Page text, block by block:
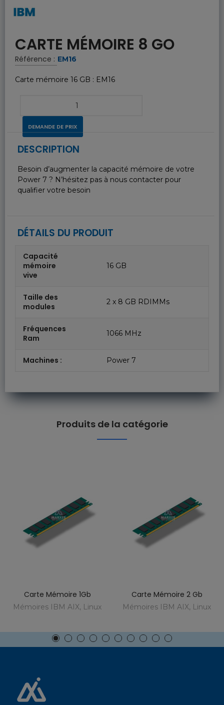
CARTE MÉMOIRE 8 GO
Référence : EM16
Carte mémoire 16 GB : EM16
DEMANDE DE PRIX
DESCRIPTION
Besoin d’augmenter la capacité mémoire de votre
Power 7 ? N’hésitez pas à nous contacter pour
qualifier votre besoin
DÉTAILS DU PRODUIT
Capacité
mémoire
vive
16 GB
Taille des
modules
2 x 8 GB RDIMMs
Fréquences
Ram
1066 MHz
Machines : Power 7
Produits de la catégorie
Carte Mémoire 1Gb
Mémoires IBM AIX, Linux
Carte Mémoire 2 Gb
Mémoires IBM AIX, Linux